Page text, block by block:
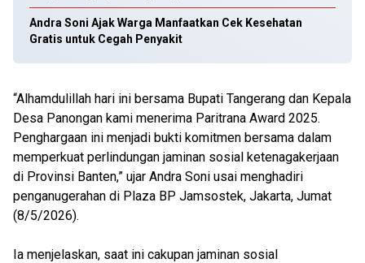
Andra Soni Ajak Warga Manfaatkan Cek Kesehatan
Gratis untuk Cegah Penyakit
“Alhamdulillah hari ini bersama Bupati Tangerang dan Kepala
Desa Panongan kami menerima Paritrana Award 2025.
Penghargaan ini menjadi bukti komitmen bersama dalam
memperkuat perlindungan jaminan sosial ketenagakerjaan
di Provinsi Banten,” ujar Andra Soni usai menghadiri
penganugerahan di Plaza BP Jamsostek, Jakarta, Jumat
(8/5/2026).
Ia menjelaskan, saat ini cakupan jaminan sosial